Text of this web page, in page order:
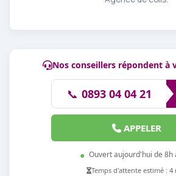
Nos conseillers répondent à
📞 0893 04 04 21
APPELER
● Ouvert aujourd'hui de 8h
Temps d'attente estimé : 4